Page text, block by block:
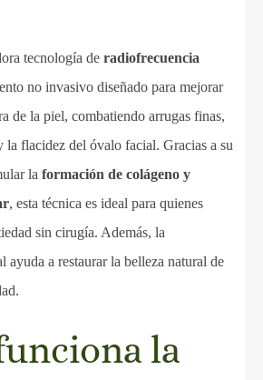
tecnología de radiofrecuencia
no invasivo diseñado para mejorar
de la piel, combatiendo arrugas finas,
la flacidez del óvalo facial. Gracias a su
la formación de colágeno y
, esta técnica es ideal para quienes
sin cirugía. Además, la
ayuda a restaurar la belleza natural de
la